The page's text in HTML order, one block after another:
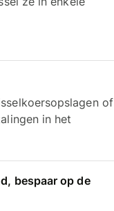
of
in het
bespaar op de